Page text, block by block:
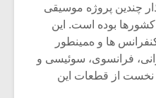
چندین پروژه موسیقی
کشورها بوده است. این
ها و همینطور
فرانسوی، سوئیسی و
نخست از قطعات این